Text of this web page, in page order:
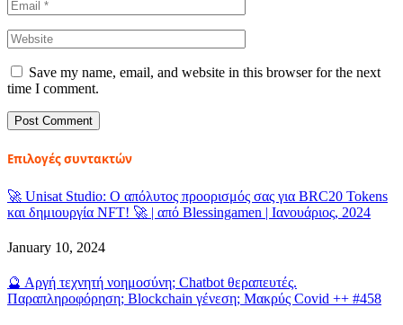
Save my name, email, and website in this browser for the next
time I comment.
Επιλογές συντακτών
🚀 Unisat Studio: Ο απόλυτος προορισμός σας για BRC20 Tokens
και δημιουργία NFT! 🚀 | από Blessingamen | Ιανουάριος, 2024
January 10, 2024
🔮 Αργή τεχνητή νοημοσύνη; Chatbot θεραπευτές.
Παραπληροφόρηση; Blockchain γένεση; Μακρύς Covid ++ #458